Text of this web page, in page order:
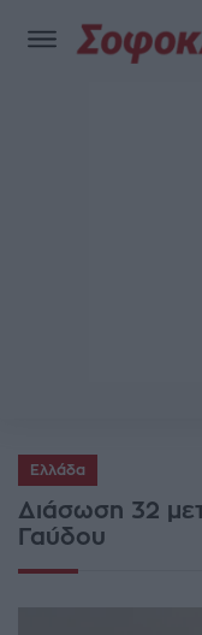
Ελλάδα
Διάσωση 32
Γαύδου